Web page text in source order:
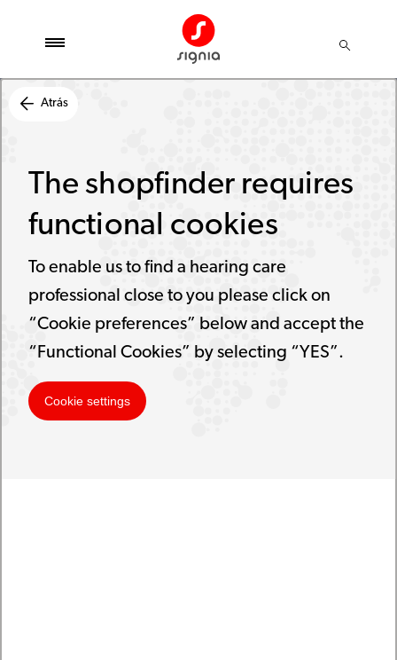
Atrás
The shopfinder requires
functional cookies
To enable us to find a hearing care
professional close to you please click on
“Cookie preferences” below and accept the
“Functional Cookies” by selecting “YES”.
Cookie settings